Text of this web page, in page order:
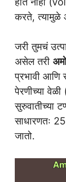
करते, त्यामुळे
जरी तुमचं
असेल तरी
प्रभावी
पेरणीच्या
सुरुवातीच्या
साधारणतः
जातो.